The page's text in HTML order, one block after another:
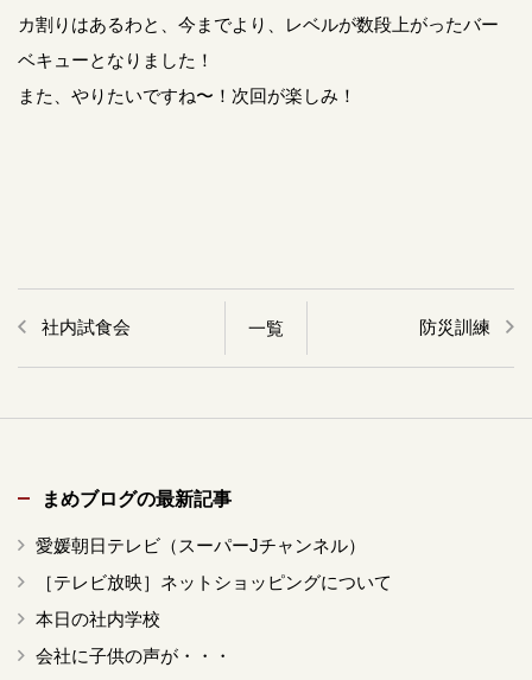
カ割りはあるわと、今までより、レベルが数段上がったバー
ベキューとなりました！
また、やりたいですね〜！次回が楽しみ！
社内試食会 一覧 防災訓練
まめブログの最新記事
愛媛朝日テレビ（スーパーJチャンネル）
［テレビ放映］ネットショッピングについて
本日の社内学校
会社に子供の声が・・・